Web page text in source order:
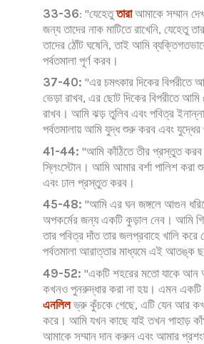
33-36: "যেহেতুতারাআমাকে সম্মান
জন্য তাদের নাক মাটিতে রাখেনি, যেহেতু
তাদের ঠোঁট ঘষেনি, তাই আমি
পর্বতমালা পূর্ণ করব।
37-40: "এর চমৎকার দিকের বিপরীতে
ভেড়া রাখব, এর ছোট দিকের বিপরীতে আমি
রাখব। আমি ঝড় তুলিব এবং পবিত্র
পর্বতমালায় আমি যুদ্ধ শুরু করব এবং
41-44: "আমি কাঁঠিতে তীর প্রস্তুত
স্লিংস্টোন। আমি আমার বর্শা পালিশ
এবং ঢাল প্রস্তুত করব।
45-48: "আমি এর ঘন জঙ্গলে আগুন
অপকর্মের জন্য একটি কুড়াল নেব। আমি
তার পবিত্র দাঁত তার জলপ্রবাহে খালি
পর্বতমালা আরাত্তার মাধ্যমে এই আতঙ্ক
49-52: "একটি শহরের মতো যাকে আন
কখনও পুনরুদ্ধার করা না হয়। এমন একটি
এনলিলভ্রু কুঁচকে গেছে, এটি যেন আর
করে। আমি যখন কাছে যাই তখন পাহাড়
আমাকে সম্মান দান করুন এবং আমার